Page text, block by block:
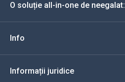
O soluție all-in-one de neegalat:
Info
Informații juridice